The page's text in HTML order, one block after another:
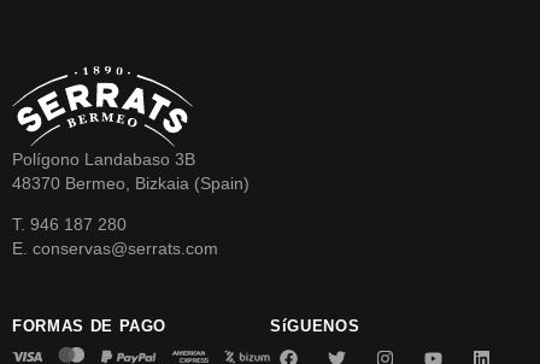
Polígono Landabaso 3B
48370 Bermeo, Bizkaia (Spain)
T. 946 187 280
E. conservas@serrats.com
FORMAS DE PAGO SíGUENOS